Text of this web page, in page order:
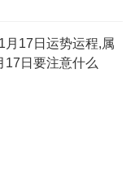
月17日运势运程,属
17日要注意什么